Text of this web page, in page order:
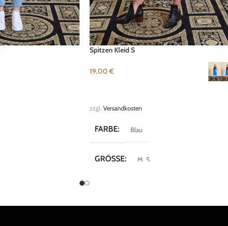
Spitzen Kleid S
19,00 €
zzgl. Versandkosten
FARBE Blau
GRÖSSE M, S